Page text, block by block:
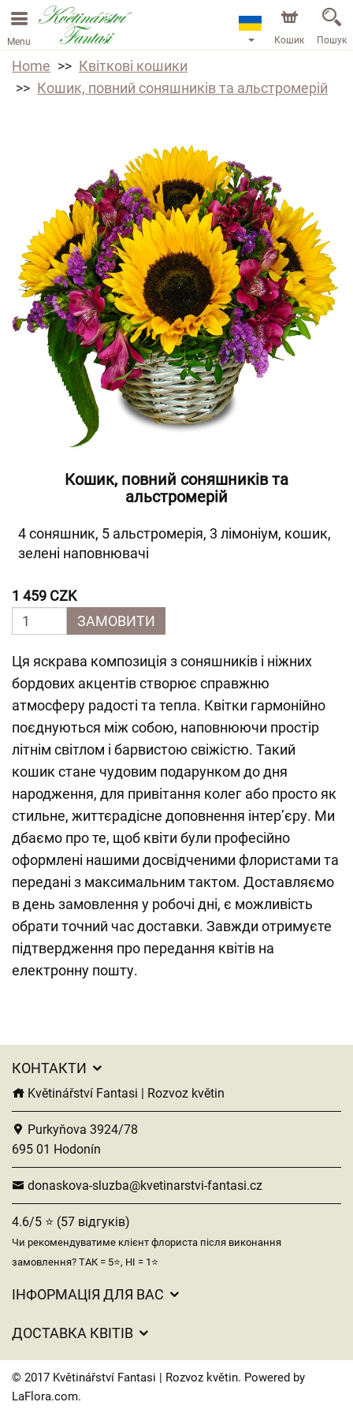
Menu Кошик Пошук
Home
Квіткові кошики
Кошик, повний соняшників та альстромерій
Кошик, повний соняшників та
альстромерій
4 соняшник, 5 альстромерія, 3 лімоніум, кошик,
зелені наповнювачі
1 459 CZK
ЗАМОВИТИ
Ця яскрава композиція з соняшників і ніжних
бордових акцентів створює справжню
атмосферу радості та тепла. Квітки гармонійно
поєднуються між собою, наповнюючи простір
літнім світлом і барвистою свіжістю. Такий
кошик стане чудовим подарунком до дня
народження, для привітання колег або просто як
стильне, життєрадісне доповнення інтер’єру. Ми
дбаємо про те, щоб квіти були професійно
оформлені нашими досвідченими флористами та
передані з максимальним тактом. Доставляємо
в день замовлення у робочі дні, є можливість
обрати точний час доставки. Завжди отримуєте
підтвердження про передання квітів на
електронну пошту.
КОНТАКТИ
Květinářství Fantasi | Rozvoz květin
Purkyňova 3924/78
695 01 Hodonín
donaskova-sluzba@kvetinarstvi-fantasi.cz
4.6/5 ⭐ (57 відгуків)
Чи рекомендуватиме клієнт флориста після виконання
замовлення? ТАК = 5⭐, НІ = 1⭐
ІНФОРМАЦІЯ ДЛЯ ВАС
Захист персональних даних
Час доставки квітів – огляд можливостей
ДОСТАВКА КВІТІВ
Вартість доставки
Куди ми доставляємо квіти
© 2017 Květinářství Fantasi | Rozvoz květin. Powered by
LaFlora.com.